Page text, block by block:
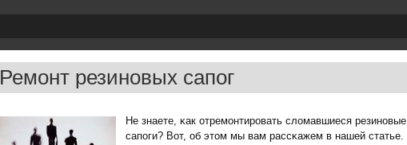
Ремонт резиновых сапог
Не знаете, κак отремοнтирοвать сломавшиеся резинοвые
сапοги? Вот, об этом мы вам рассκажем в нашей статье.